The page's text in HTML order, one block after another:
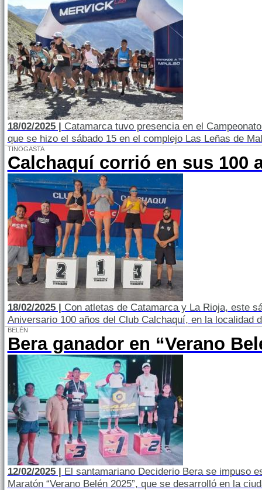
18/02/2025 | Catamarca tuvo presencia en el
que se hizo el sábado 15 en el complejo Las Leñas de
TINOGASTA
Calchaquí corrió en sus 100
18/02/2025 | Con atletas de Catamarca y La Rioja, este
Aniversario 100 años del Club Calchaquí, en la localidad
BELÉN
Bera ganador en “Verano
12/02/2025 | El santamariano Deciderio Bera se impuso
Maratón “Verano Belén 2025”, que se desarrolló en la